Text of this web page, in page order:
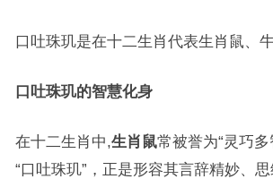
口吐珠玑是在十二生肖代表生肖鼠、
口吐珠玑的智慧化身
在十二生肖中,生肖鼠常被誉为“灵巧
“口吐珠玑”，正是形容其言辞精妙、思